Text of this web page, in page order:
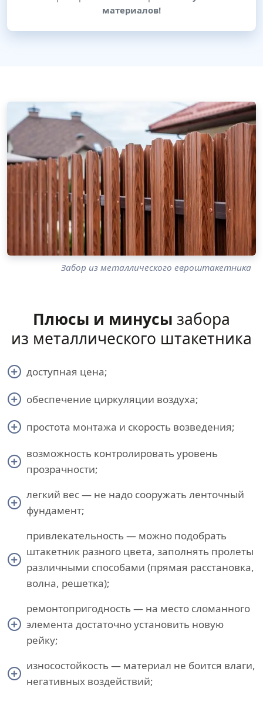
материалов!
Забор из металлического евроштакетника
Плюсы и минусы забора
из металлического штакетника
доступная цена;
обеспечение циркуляции воздуха;
простота монтажа и скорость возведения;
возможность контролировать уровень
прозрачности;
легкий вес — не надо сооружать ленточный
фундамент;
привлекательность — можно подобрать
штакетник разного цвета, заполнять пролеты
различными способами (прямая расстановка,
волна, решетка);
ремонтопригодность — на место сломанного
элемента достаточно установить новую
рейку;
износостойкость — материал не боится влаги,
негативных воздействий;